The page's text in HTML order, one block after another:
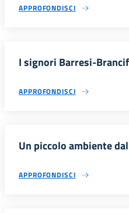
APPROFONDISCI
I signori Barresi-
APPROFONDISCI
Un piccolo ambiente
APPROFONDISCI